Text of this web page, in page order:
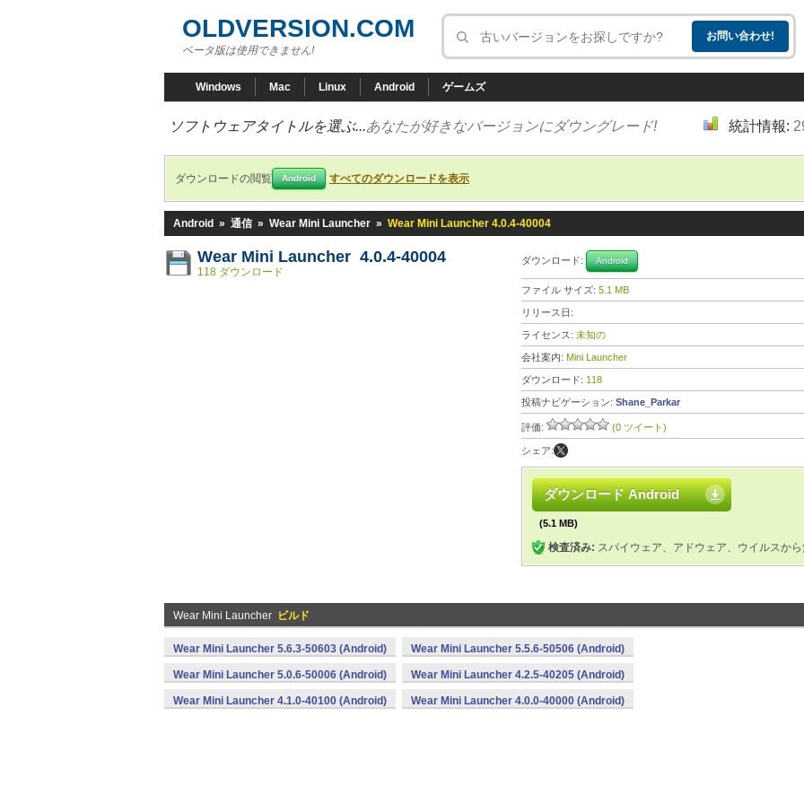
OLDVERSION.COM
ベータ版は使用できません!
Windows Mac Linux Android ゲームズ
ソフトウェアタイトルを選ぶ...あなたが好きなバージョンにダウングレード! 統計情報:
ダウンロードの閲覧 Android すべてのダウンロードを表示
Android » 通信 » Wear Mini Launcher » Wear Mini Launcher 4.0.4-40004
Wear Mini Launcher 4.0.4-40004
118 ダウンロード
ダウンロード: Android
ファイル サイズ: 5.1 MB
リリース日:
ライセンス: 未知の
会社案内: Mini Launcher
ダウンロード: 118
投稿ナビゲーション: Shane_Parkar
評価: (0 ツイート)
シェア:
ダウンロード Android
(5.1 MB)
検査済み: スパイウェア、アドウェア、ウイルスか
Wear Mini Launcher ビルド
Wear Mini Launcher 5.6.3-50603 (Android) Wear Mini Launcher 5.5.6-50506 (Android)
Wear Mini Launcher 5.0.6-50006 (Android) Wear Mini Launcher 4.2.5-40205 (Android)
Wear Mini Launcher 4.1.0-40100 (Android) Wear Mini Launcher 4.0.0-40000 (Android)